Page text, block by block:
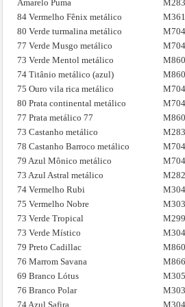
Amarelo Puma
84 Vermelho Fênix metálico
80 Verde turmalina metálico
77 Verde Musgo metálico
73 Verde Mentol metálico
74 Titânio metálico (azul)
75 Ouro vila rica metálico
80 Prata continental metálico
77 Prata metálico 77
73 Castanho metálico
78 Castanho Barroco metálico
79 Azul Mônico metálico
73 Azul Astral metálico
74 Vermelho Rubi
75 Vermelho Nobre
73 Verde Tropical
73 Verde Místico
79 Preto Cadillac
76 Marrom Savana
69 Branco Lótus
76 Branco Polar
74 Azul Safira